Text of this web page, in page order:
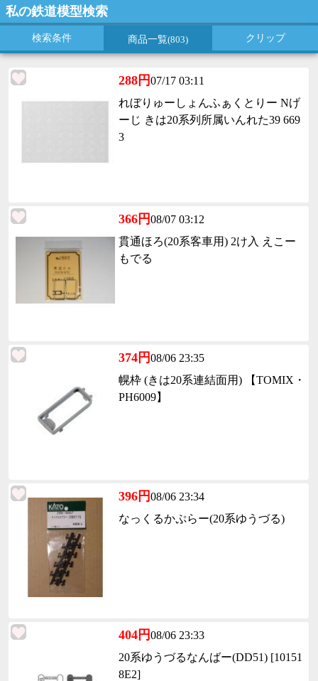
私の鉄道模型検索
検索条件 商品一覧(803) クリップ
288円07/17 03:11
れぼりゅーしょんふぁくとりー Nげ
ーじ きは20系列所属いんれた39 669
3
366円08/07 03:12
貫通ほろ(20系客車用) 2け入 えこー
もでる
374円08/06 23:35
幌枠 (きは20系連結面用) 【TOMIX・
PH6009】
396円08/06 23:34
なっくるかぷらー(20系ゆうづる)
404円08/06 23:33
20系ゆうづるなんばー(DD51) [10151
8E2]